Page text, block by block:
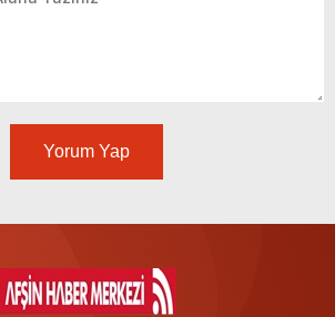
Yorum Yap